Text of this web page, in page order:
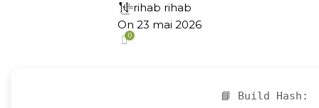
rihab rihab
On 23 mai 2026
0
📘 Build Hash: